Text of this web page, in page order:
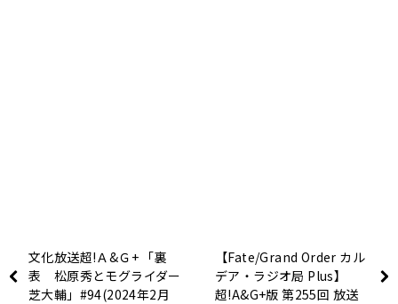
文化放送超!Ａ&Ｇ+ 「裏
表 松原秀とモグライダー
芝大輔」#94(2024年2月
【Fate/Grand Order カル
デア・ラジオ局 Plus】
超!A&G+版 第255回 放送